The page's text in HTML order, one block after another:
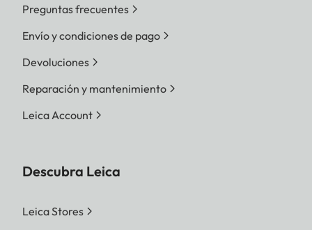
Preguntas frecuentes
Envío y condiciones de pago
Devoluciones
Reparación y mantenimiento
Leica Account
Descubra Leica
Leica Stores